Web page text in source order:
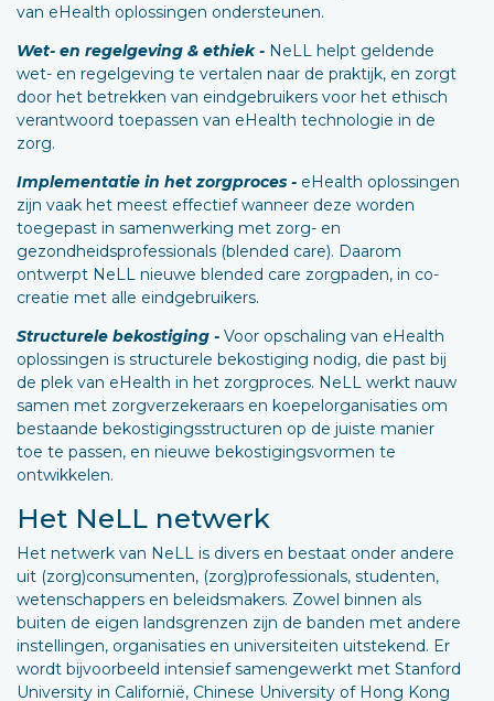
van eHealth oplossingen ondersteunen.
Wet- en regelgeving & ethiek - NeLL helpt geldende
wet- en regelgeving te vertalen naar de praktijk, en zorgt
door het betrekken van eindgebruikers voor het ethisch
verantwoord toepassen van eHealth technologie in de
zorg.
Implementatie in het zorgproces - eHealth oplossingen
zijn vaak het meest effectief wanneer deze worden
toegepast in samenwerking met zorg- en
gezondheidsprofessionals (blended care). Daarom
ontwerpt NeLL nieuwe blended care zorgpaden, in co-
creatie met alle eindgebruikers.
Structurele bekostiging - Voor opschaling van eHealth
oplossingen is structurele bekostiging nodig, die past bij
de plek van eHealth in het zorgproces. NeLL werkt nauw
samen met zorgverzekeraars en koepelorganisaties om
bestaande bekostigingsstructuren op de juiste manier
toe te passen, en nieuwe bekostigingsvormen te
ontwikkelen.
Het NeLL netwerk
Het netwerk van NeLL is divers en bestaat onder andere
uit (zorg)consumenten, (zorg)professionals, studenten,
wetenschappers en beleidsmakers. Zowel binnen als
buiten de eigen landsgrenzen zijn de banden met andere
instellingen, organisaties en universiteiten uitstekend. Er
wordt bijvoorbeeld intensief samengewerkt met Stanford
University in Californië, Chinese University of Hong Kong